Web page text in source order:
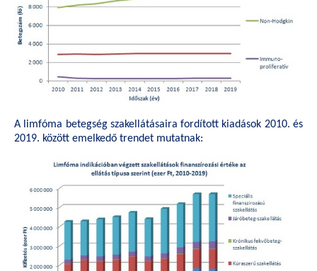
A limfóma betegség szakellátásaira fordított kiadások 2010. és
2019. között emelkedő trendet mutatnak: